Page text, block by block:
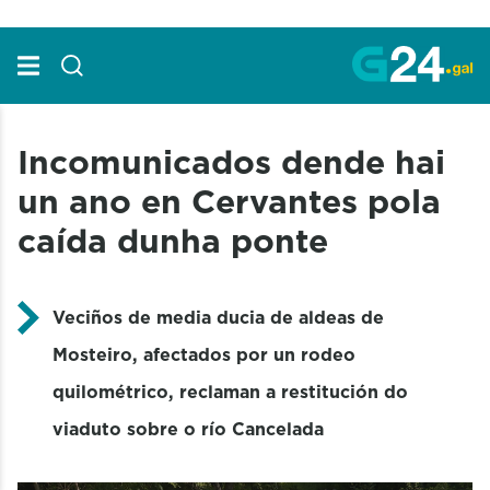
Incomunicados dende hai
un ano en Cervantes pola
caída dunha ponte
Veciños de media ducia de aldeas de
Mosteiro, afectados por un rodeo
quilométrico, reclaman a restitución do
viaduto sobre o río Cancelada